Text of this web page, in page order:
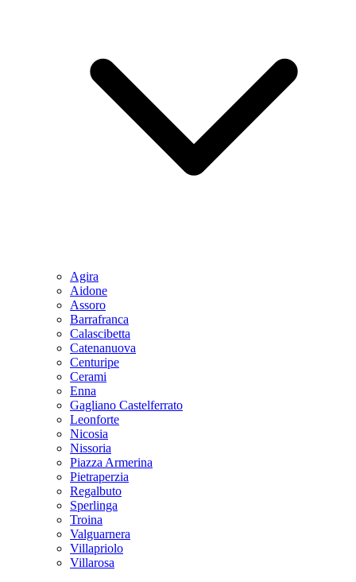
Agira
Aidone
Assoro
Barrafranca
Calascibetta
Catenanuova
Centuripe
Cerami
Enna
Gagliano Castelferrato
Leonforte
Nicosia
Nissoria
Piazza Armerina
Pietraperzia
Regalbuto
Sperlinga
Troina
Valguarnera
Villapriolo
Villarosa